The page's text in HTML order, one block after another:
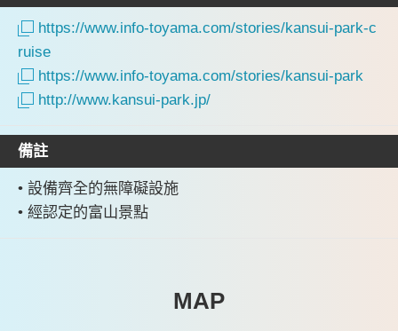
https://www.info-toyama.com/stories/kansui-park-c
ruise
https://www.info-toyama.com/stories/kansui-park
http://www.kansui-park.jp/
備註
• 設備齊全的無障礙設施
• 經認定的富山景點
MAP